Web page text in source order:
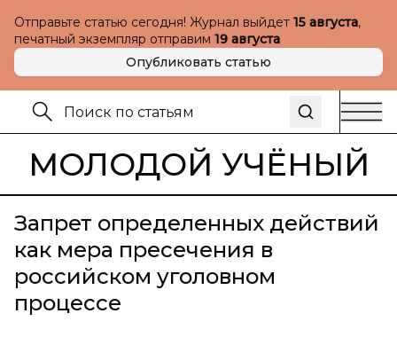
Отправьте статью сегодня! Журнал выйдет 15 августа,
печатный экземпляр отправим 19 августа
Опубликовать статью
МОЛОДОЙ УЧЁНЫЙ
Запрет определенных действий
как мера пресечения в
российском уголовном
процессе